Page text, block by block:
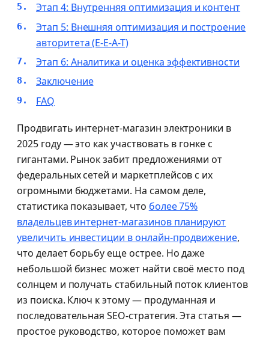
Этап 4: Внутренняя оптимизация и контент
Этап 5: Внешняя оптимизация и построение
авторитета (E-E-A-T)
Этап 6: Аналитика и оценка эффективности
Заключение
FAQ
Продвигать интернет-магазин электроники в
2025 году — это как участвовать в гонке с
гигантами. Рынок забит предложениями от
федеральных сетей и маркетплейсов с их
огромными бюджетами. На самом деле,
статистика показывает, что более 75%
владельцев интернет-магазинов планируют
увеличить инвестиции в онлайн-продвижение,
что делает борьбу еще острее. Но даже
небольшой бизнес может найти своё место под
солнцем и получать стабильный поток клиентов
из поиска. Ключ к этому — продуманная и
последовательная SEO-стратегия. Эта статья —
простое руководство, которое поможет вам